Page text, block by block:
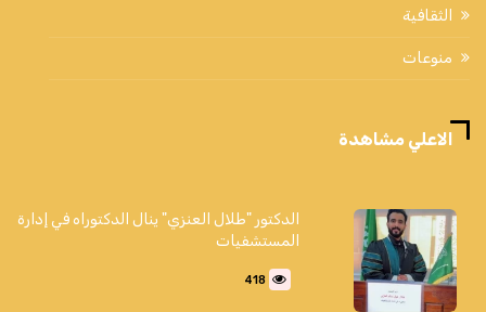
الثقافية
منوعات
الاعلي مشاهدة
الدكتور "طلال العنزي" ينال الدكتوراه في إدارة
المستشفيات
418